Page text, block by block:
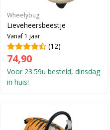
Wheelybug
Lieveheersbeestje
Vanaf 1 jaar
(12)
74,90
Voor 23:59u besteld, dinsdag
in huis!